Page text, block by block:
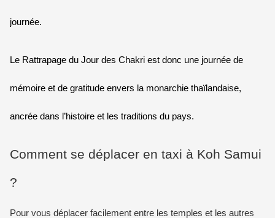
journée.
Le Rattrapage du Jour des Chakri est donc une journée de
mémoire et de gratitude envers la monarchie thaïlandaise,
ancrée dans l’histoire et les traditions du pays.
Comment se déplacer en taxi à Koh Samui
?
Pour vous déplacer facilement entre les temples et les autres